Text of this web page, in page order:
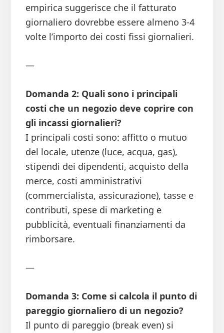
empirica suggerisce che il fatturato
giornaliero dovrebbe essere almeno 3-4
volte l’importo dei costi fissi giornalieri.
—
Domanda 2: Quali sono i principali
costi che un negozio deve coprire con
gli incassi giornalieri?
I principali costi sono: affitto o mutuo
del locale, utenze (luce, acqua, gas),
stipendi dei dipendenti, acquisto della
merce, costi amministrativi
(commercialista, assicurazione), tasse e
contributi, spese di marketing e
pubblicità, eventuali finanziamenti da
rimborsare.
—
Domanda 3: Come si calcola il punto di
pareggio giornaliero di un negozio?
Il punto di pareggio (break even) si